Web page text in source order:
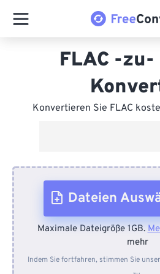
FLAC -zu-
Konvertieren Sie FLAC
Dateien
Vom Gerät
Maximale Dateigröße 1GB.
mehr
Indem Sie fortfahren, stimmen Sie